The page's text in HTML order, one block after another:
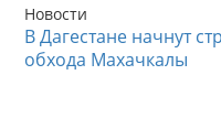
Новости
В Дагестане начнут
обхода Махачкалы